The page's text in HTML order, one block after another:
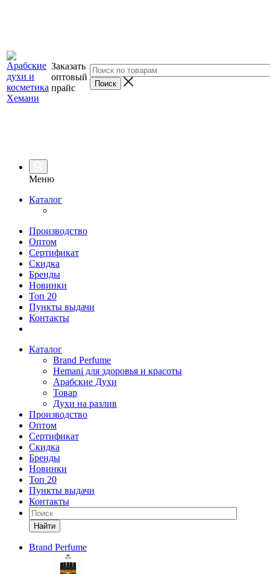
Заказать
оптовый
прайс
Меню
Каталог
Производство
Оптом
Сертификат
Скидка
Бренды
Новинки
Топ 20
Пункты выдачи
Контакты
Каталог
Brand Perfume
Hemani для здоровья и красоты
Арабские Духи
Товар
Духи на разлив
Производство
Оптом
Сертификат
Скидка
Бренды
Новинки
Топ 20
Пункты выдачи
Контакты
Найти
Brand Perfume